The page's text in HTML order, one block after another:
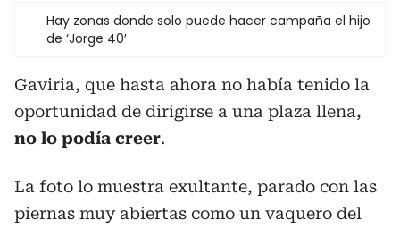
Hay zonas donde solo puede hacer campaña el hijo
de ‘Jorge 40′
Gaviria, que hasta ahora no había tenido la
oportunidad de dirigirse a una plaza llena,
no lo podía creer.
La foto lo muestra exultante, parado con las
piernas muy abiertas como un vaquero del